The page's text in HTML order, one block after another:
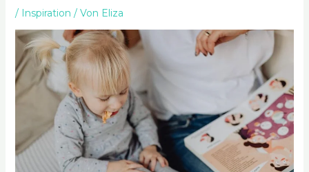
/ Inspiration / Von Eliza